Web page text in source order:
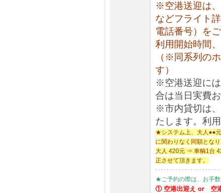
※空港送迎は
などフライト
電話番号）を
利用開始時間
（※同系列の
す）
※空港送迎に
合は当日実費
※市内貸切は
たします。利
★システム上、大人●●
に関わりなく同額とな
大人 420元 ⇒ 車輌1台
正させて頂きます。
★ご予約の際は、お手
① 空港出迎え or 空